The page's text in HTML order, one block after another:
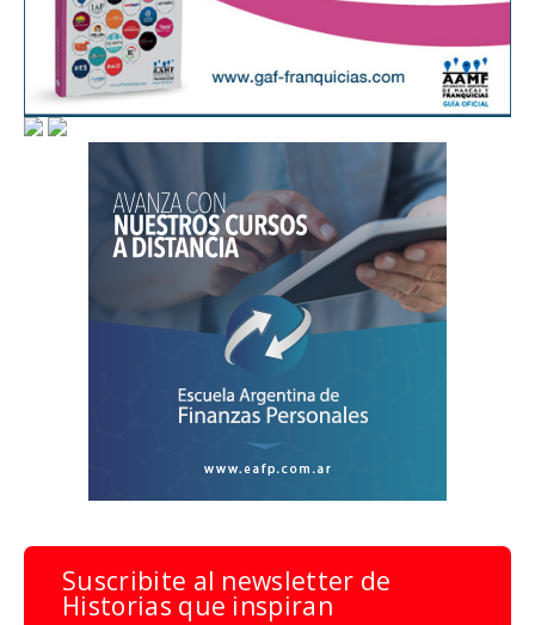
Suscribite al newsletter de
Historias que inspiran